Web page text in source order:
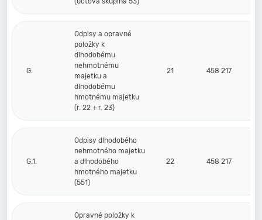
G.
Odpisy a opravné
položky k
dlhodobému
nehmotnému
majetku a
dlhodobému
hmotnému majetku
(r. 22 + r. 23)
21 458 217
G.1.
Odpisy dlhodobého
nehmotného majetku
a dlhodobého
hmotného majetku
(551)
22 458 217
Opravné položky k